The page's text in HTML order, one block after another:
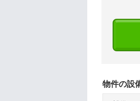
物件の設